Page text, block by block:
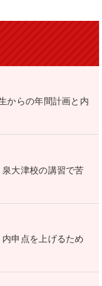
からの年間計画と内
大津校の講習で苦
申点を上げるため